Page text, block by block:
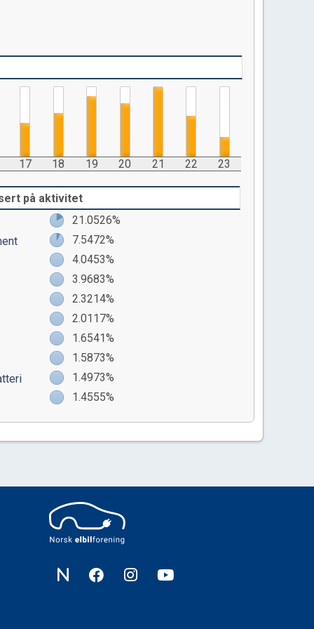
17 18 19 20 21 22 23
på aktivitet
21.0526%
7.5472%
4.0453%
3.9683%
2.3214%
2.0117%
1.6541%
1.5873%
1.4973%
1.4555%